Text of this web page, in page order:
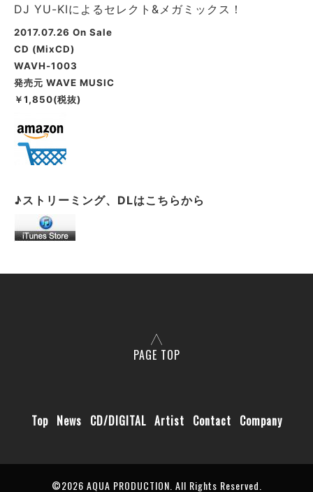
DJ YU-KIによるセレクト&メガミックス！
2017.07.26 On Sale
CD (MixCD)
WAVH-1003
発売元 WAVE MUSIC
￥1,850(税抜)
♪ストリーミング、DLはこちらから
PAGE TOP
Top News CD/DIGITAL Artist Contact Company
©2026 AQUA PRODUCTION . All Rights Reserved.